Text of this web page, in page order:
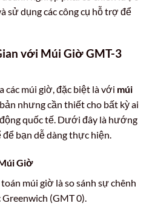
sử dụng các công cụ hỗ trợ để
với Múi Giờ GMT-3
các múi giờ, đặc biệt là với múi
nhưng cần thiết cho bất kỳ ai
quốc tế. Dưới đây là hướng
bạn dễ dàng thực hiện.
Giờ
múi giờ là so sánh sự chênh
(GMT 0).